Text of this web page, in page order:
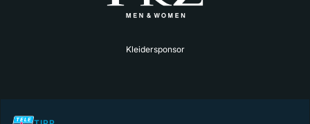
Kleidersponsor